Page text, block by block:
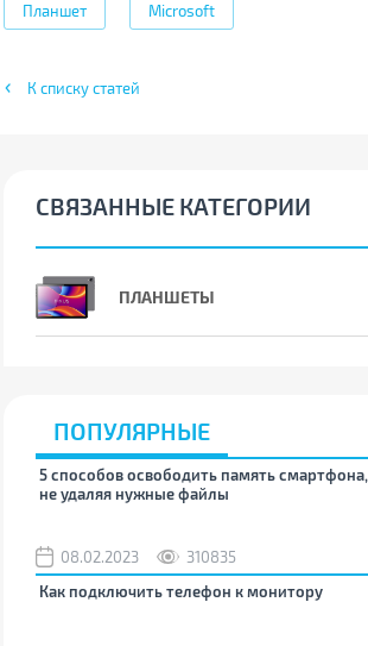
Планшет Microsoft
К списку статей
СВЯЗАННЫЕ КАТЕГОРИИ
ПЛАНШЕТЫ
ПОПУЛЯРНЫЕ
5 способов освободить память смартфона,
не удаляя нужные файлы
08.02.2023
310835
Как подключить телефон к монитору